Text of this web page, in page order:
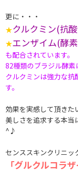
更に・・・
★クルクミン(抗
★エンザイム(酵
も配合されています。
82種類のブラジル酵素
クルクミンは強力な抗
す。
効果を実感して頂きた
美しさを追求する本当
^♪
センススキンクリニッ
「グルクルコラ